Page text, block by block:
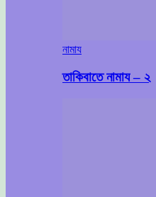
নামায
তাকিবাতে নামায – ২